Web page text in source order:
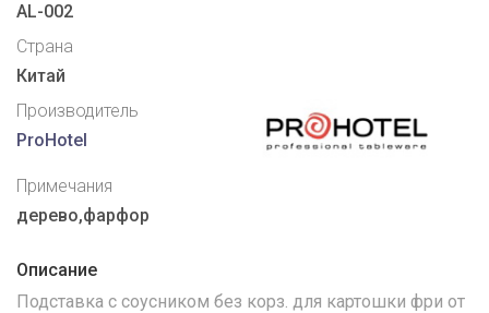
AL-002
Страна
Китай
Производитель
ProHotel
Примечания
дерево,фарфор
Описание
Подставка с соусником без корз. для картошки фри от